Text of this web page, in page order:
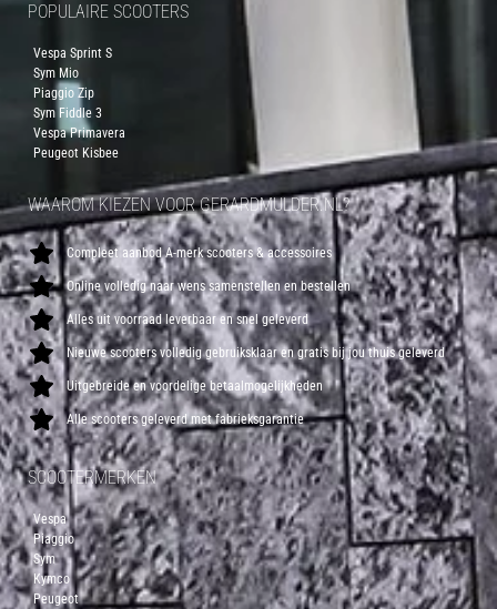
POPULAIRE SCOOTERS
Vespa Sprint S
Sym Mio
Piaggio Zip
Sym Fiddle 3
Vespa Primavera
Peugeot Kisbee
WAAROM KIEZEN VOOR GERARDMULDER.NL?
Compleet aanbod A-merk scooters & accessoires
Online volledig naar wens samenstellen en bestellen
Alles uit voorraad leverbaar en snel geleverd
Nieuwe scooters volledig gebruiksklaar en gratis bij jou thuis geleverd
Uitgebreide en voordelige betaalmogelijkheden
Alle scooters geleverd met fabrieksgarantie
SCOOTERMERKEN
Vespa
Piaggio
Sym
Kymco
Peugeot